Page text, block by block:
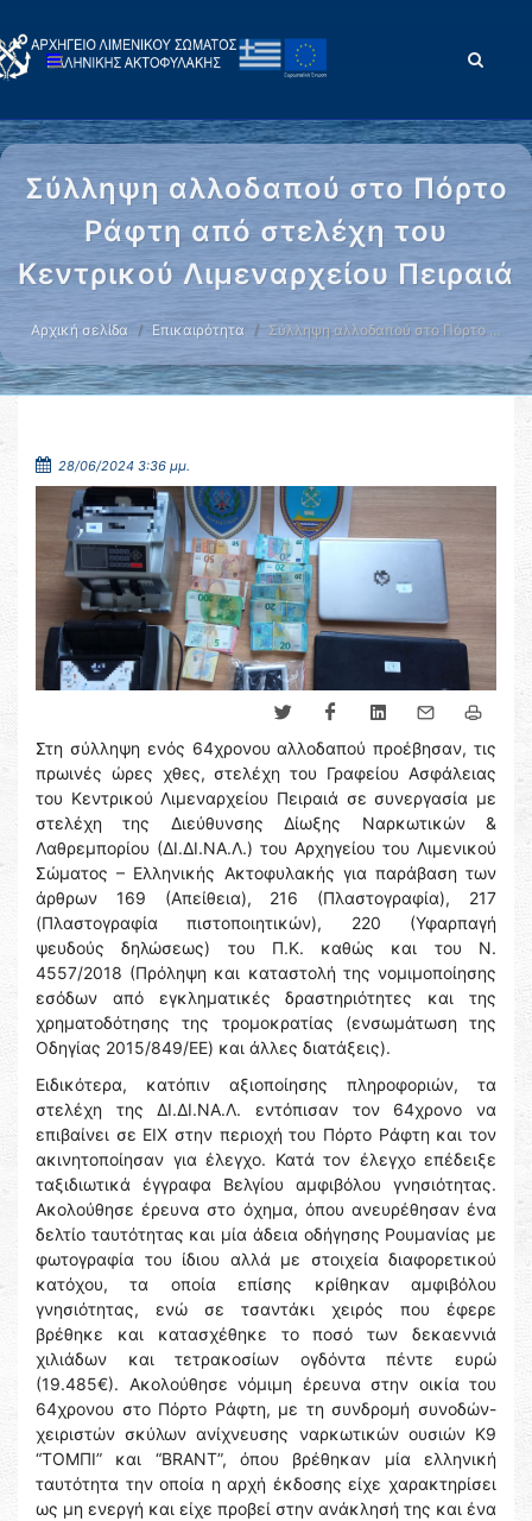
Σύλληψη αλλοδαπού στο Πόρτο
Ράφτη από στελέχη του
Κεντρικού Λιμεναρχείου Πειραιά
Αρχική σελίδα Επικαιρότητα Σύλληψη αλλοδαπού στο Πόρτο …
28/06/2024 3:36 μμ.
Στη σύλληψη ενός 64χρονου αλλοδαπού προέβησαν, τις
πρωινές ώρες χθες, στελέχη του Γραφείου Ασφάλειας
του Κεντρικού Λιμεναρχείου Πειραιά σε συνεργασία με
στελέχη της Διεύθυνσης Δίωξης Ναρκωτικών &
Λαθρεμπορίου (ΔΙ.ΔΙ.ΝΑ.Λ.) του Αρχηγείου του Λιμενικού
Σώματος – Ελληνικής Ακτοφυλακής για παράβαση των
άρθρων 169 (Απείθεια), 216 (Πλαστογραφία), 217
(Πλαστογραφία πιστοποιητικών), 220 (Υφαρπαγή
ψευδούς δηλώσεως) του Π.Κ. καθώς και του Ν.
4557/2018 (Πρόληψη και καταστολή της νομιμοποίησης
εσόδων από εγκληματικές δραστηριότητες και της
χρηματοδότησης της τρομοκρατίας (ενσωμάτωση της
Οδηγίας 2015/849/EE) και άλλες διατάξεις).
Ειδικότερα, κατόπιν αξιοποίησης πληροφοριών, τα
στελέχη της ΔΙ.ΔΙ.ΝΑ.Λ. εντόπισαν τον 64χρονο να
επιβαίνει σε ΕΙΧ στην περιοχή του Πόρτο Ράφτη και τον
ακινητοποίησαν για έλεγχο. Κατά τον έλεγχο επέδειξε
ταξιδιωτικά έγγραφα Βελγίου αμφιβόλου γνησιότητας.
Ακολούθησε έρευνα στο όχημα, όπου ανευρέθησαν ένα
δελτίο ταυτότητας και μία άδεια οδήγησης Ρουμανίας με
φωτογραφία του ίδιου αλλά με στοιχεία διαφορετικού
κατόχου, τα οποία επίσης κρίθηκαν αμφιβόλου
γνησιότητας, ενώ σε τσαντάκι χειρός που έφερε
βρέθηκε και κατασχέθηκε το ποσό των δεκαεννιά
χιλιάδων και τετρακοσίων ογδόντα πέντε ευρώ
(19.485€). Ακολούθησε νόμιμη έρευνα στην οικία του
64χρονου στο Πόρτο Ράφτη, με τη συνδρομή συνοδών-
χειριστών σκύλων ανίχνευσης ναρκωτικών ουσιών Κ9
“ΤΟΜΠΙ” και “ΒRΑΝΤ”, όπου βρέθηκαν μία ελληνική
ταυτότητα την οποία η αρχή έκδοσης είχε χαρακτηρίσει
ως μη ενεργή και είχε προβεί στην ανάκλησή της και ένα